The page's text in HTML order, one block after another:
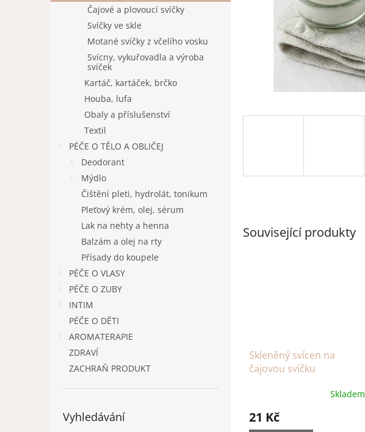
Čajové a plovoucí svíčky
Svíčky ve skle
Motané svíčky z včelího vosku
Svícny, vykuřovadla a výroba
svíček
Kartáč, kartáček, brčko
Houba, lufa
Obaly a příslušenství
Textil
PÉČE O TĚLO A OBLIČEJ
Deodorant
Mýdlo
Čištění pleti, hydrolát, tonikum
Pleťový krém, olej, sérum
Lak na nehty a henna
Balzám a olej na rty
Přísady do koupele
PÉČE O VLASY
PÉČE O ZUBY
INTIM
PÉČE O DĚTI
AROMATERAPIE
ZDRAVÍ
ZACHRAŇ PRODUKT
Vyhledávání
Související produkty
Skleněný svícen na
čajovou svíčku
Skladem
21 Kč